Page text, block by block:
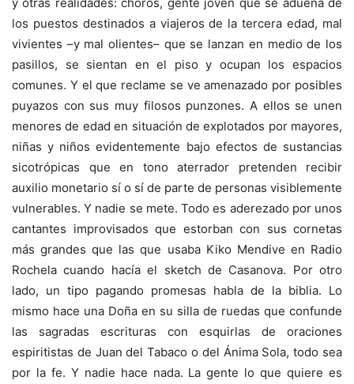
y otras realidades: choros, gente joven que se adueña de
los puestos destinados a viajeros de la tercera edad, mal
vivientes –y mal olientes– que se lanzan en medio de los
pasillos, se sientan en el piso y ocupan los espacios
comunes. Y el que reclame se ve amenazado por posibles
puyazos con sus muy filosos punzones. A ellos se unen
menores de edad en situación de explotados por mayores,
niñas y niños evidentemente bajo efectos de sustancias
sicotrópicas que en tono aterrador pretenden recibir
auxilio monetario sí o sí de parte de personas visiblemente
vulnerables. Y nadie se mete. Todo es aderezado por unos
cantantes improvisados que estorban con sus cornetas
más grandes que las que usaba Kiko Mendive en Radio
Rochela cuando hacía el sketch de Casanova. Por otro
lado, un tipo pagando promesas habla de la biblia. Lo
mismo hace una Doña en su silla de ruedas que confunde
las sagradas escrituras con esquirlas de oraciones
espiritistas de Juan del Tabaco o del Ánima Sola, todo sea
por la fe. Y nadie hace nada. La gente lo que quiere es